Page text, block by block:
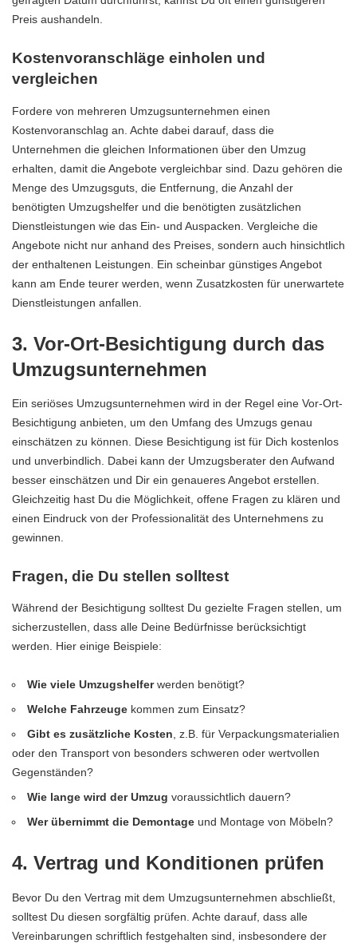
Preis aushandeln.
Kostenvoranschläge einholen und
vergleichen
Fordere von mehreren Umzugsunternehmen einen
Kostenvoranschlag an. Achte dabei darauf, dass die
Unternehmen die gleichen Informationen über den Umzug
erhalten, damit die Angebote vergleichbar sind. Dazu gehören die
Menge des Umzugsguts, die Entfernung, die Anzahl der
benötigten Umzugshelfer und die benötigten zusätzlichen
Dienstleistungen wie das Ein- und Auspacken. Vergleiche die
Angebote nicht nur anhand des Preises, sondern auch hinsichtlich
der enthaltenen Leistungen. Ein scheinbar günstiges Angebot
kann am Ende teurer werden, wenn Zusatzkosten für unerwartete
Dienstleistungen anfallen.
3. Vor-Ort-Besichtigung durch das
Umzugsunternehmen
Ein seriöses Umzugsunternehmen wird in der Regel eine Vor-Ort-
Besichtigung anbieten, um den Umfang des Umzugs genau
einschätzen zu können. Diese Besichtigung ist für Dich kostenlos
und unverbindlich. Dabei kann der Umzugsberater den Aufwand
besser einschätzen und Dir ein genaueres Angebot erstellen.
Gleichzeitig hast Du die Möglichkeit, offene Fragen zu klären und
einen Eindruck von der Professionalität des Unternehmens zu
gewinnen.
Fragen, die Du stellen solltest
Während der Besichtigung solltest Du gezielte Fragen stellen, um
sicherzustellen, dass alle Deine Bedürfnisse berücksichtigt
werden. Hier einige Beispiele:
Wie viele Umzugshelferwerden benötigt?
Welche Fahrzeuge kommen zum Einsatz?
Gibt es zusätzliche Kosten, z.B. für Verpackungsmaterialien
oder den Transport von besonders schweren oder wertvollen
Gegenständen?
Wie lange wird der Umzug voraussichtlich dauern?
Wer übernimmt die Demontage und Montage von Möbeln?
4. Vertrag und Konditionen prüfen
Bevor Du den Vertrag mit dem Umzugsunternehmen abschließt,
solltest Du diesen sorgfältig prüfen. Achte darauf, dass alle
Vereinbarungen schriftlich festgehalten sind, insbesondere der